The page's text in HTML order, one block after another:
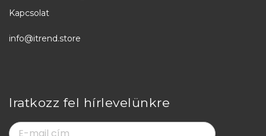
Kapcsolat
info@itrend.store
Iratkozz fel hírlevelünkre